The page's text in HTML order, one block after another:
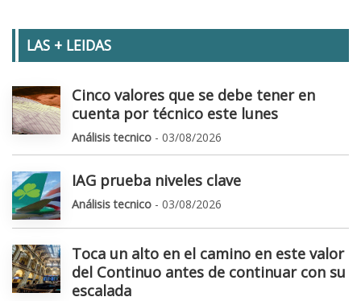
LAS + LEIDAS
Cinco valores que se debe tener en
cuenta por técnico este lunes
Análisis tecnico - 03/08/2026
IAG prueba niveles clave
Análisis tecnico - 03/08/2026
Toca un alto en el camino en este valor
del Continuo antes de continuar con su
escalada